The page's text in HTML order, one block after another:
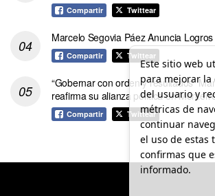
Compartir Twittear
Marcelo Segovia Páez Anuncia
Compartir Twittear
“Gobernar con orden y resultados”
reafirma su alianza política en
Compartir Twittear
Este sitio web
para mejorar la
del usuario y
métricas de
continuar
el uso de estas
confirmas que
informado.